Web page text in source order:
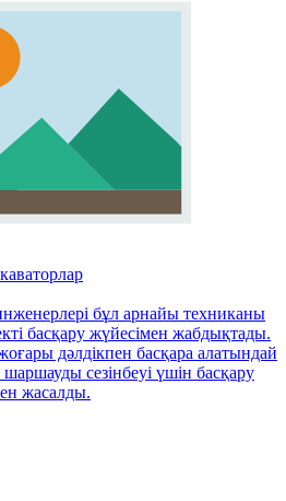
бұл арнайы техниканы
басқару жүйесімен жабдықтады.
дәлдікпен басқара алатындай
сезінбеуі үшін басқару
жасалды.